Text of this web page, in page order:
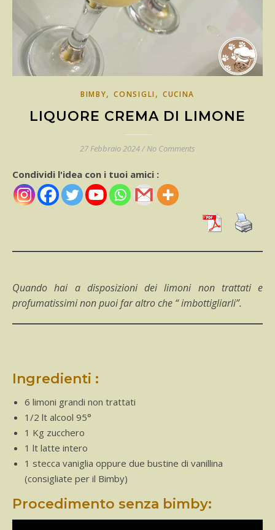
BIMBY,CONSIGLI, CUCINA
LIQUORE CREMA DI LIMONE
27 Febbraio 2024/ No Comments
Condividi l'idea con i tuoi amici :
Quando hai a disposizioni dei limoni non trattati e
profumatissimi non puoi far altro che “ imbottigliarli”.
Ingredienti :
6 limoni grandi non trattati
1/2 lt alcool 95°
1 Kg zucchero
1 lt latte intero
1 stecca vaniglia oppure due bustine di vanillina
(consigliate per il Bimby)
Procedimento senza bimby: